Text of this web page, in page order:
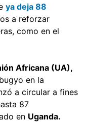
ya deja 88
a reforzar
como en el
Africana (UA),
en la
a circular a fines
87
en Uganda.